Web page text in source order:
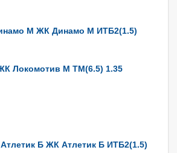
М ЖК Динамо М ИТБ2(1.5)
Локомотив М ТМ(6.5) 1.35
Б ЖК Атлетик Б ИТБ2(1.5)